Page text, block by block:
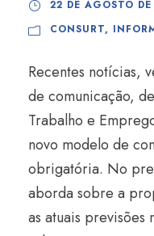
22 DE AGOSTO
CONSURT,
Recentes notícias,
de comunicação,
Trabalho e
novo modelo de
obrigatória. No
aborda sobre a
as atuais previsões